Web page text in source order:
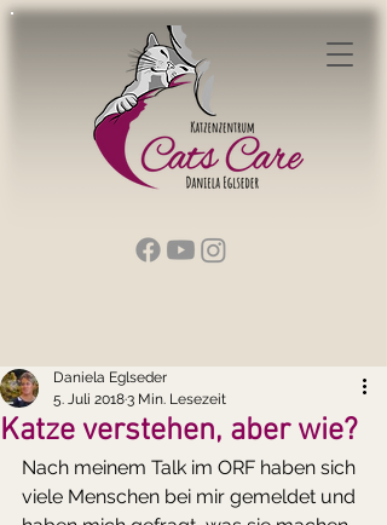
Katze verstehen, aber wie?
Daniela Eglseder
5. Juli 20183 Min. Lesezeit
Nach meinem Talk im ORF haben sich
viele Menschen bei mir gemeldet und